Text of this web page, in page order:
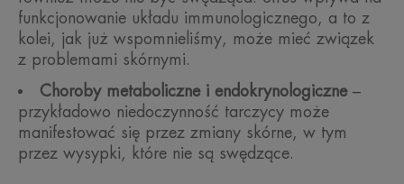
funkcjonowanie układu immunologicznego, a to z
kolei, jak już wspomnieliśmy, może mieć związek
z problemami skórnymi.
Choroby metaboliczne i endokrynologiczne–
przykładowo niedoczynność tarczycy może
manifestować się przez zmiany skórne, w tym
przez wysypki, które nie są swędzące.